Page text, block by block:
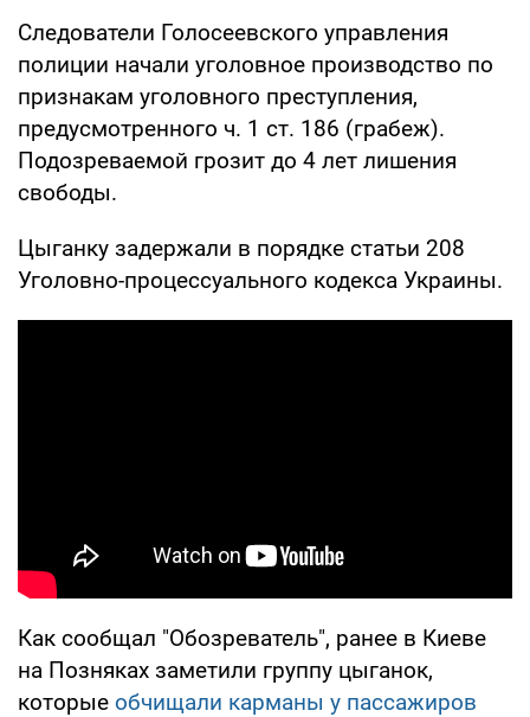
Следователи Голосеевского управления
полиции начали уголовное производство по
признакам уголовного преступления,
предусмотренного ч. 1 ст. 186 (грабеж).
Подозреваемой грозит до 4 лет лишения
свободы.
Цыганку задержали в порядке статьи 208
Уголовно-процессуального кодекса Украины.
Как сообщал "Обозреватель", ранее в Киеве
на Позняках заметили группу цыганок,
которые обчищали карманы у пассажиров